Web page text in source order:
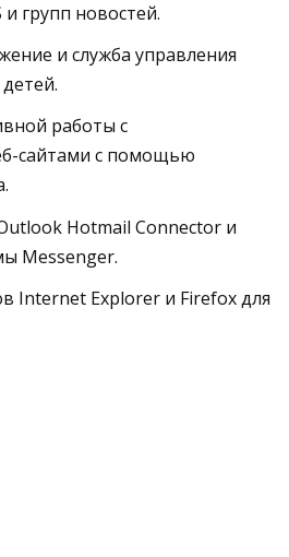
групп новостей.
и служба управления
работы с
сайтами с помощью
Hotmail Connector и
Messenger.
Internet Explorer и Firefox для